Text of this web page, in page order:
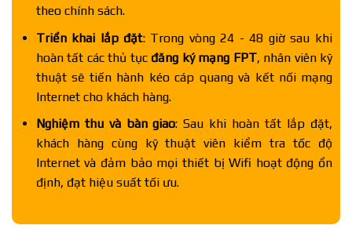
theo chính sách.
Triển khai lắp đặt: Trong vòng 24 - 48 giờ sau khi
hoàn tất các thủ tục đăng ký mạng FPT, nhân viên kỹ
thuật sẽ tiến hành kéo cáp quang và kết nối mạng
Internet cho khách hàng.
Nghiệm thu và bàn giao: Sau khi hoàn tất lắp đặt,
khách hàng cùng kỹ thuật viên kiểm tra tốc độ
Internet và đảm bảo mọi thiết bị Wifi hoạt động ổn
định, đạt hiệu suất tối ưu.